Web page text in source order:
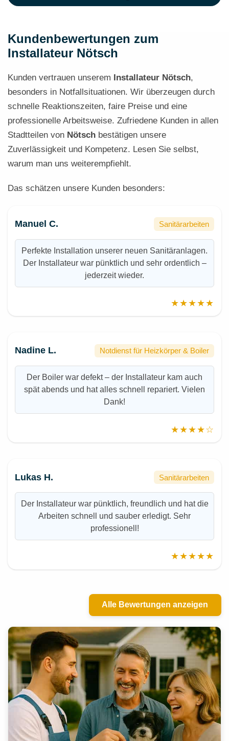
Kundenbewertungen zum
Installateur Nötsch
Kunden vertrauen unserem Installateur Nötsch,
besonders in Notfallsituationen. Wir überzeugen durch
schnelle Reaktionszeiten, faire Preise und eine
professionelle Arbeitsweise. Zufriedene Kunden in allen
Stadtteilen von Nötsch bestätigen unsere
Zuverlässigkeit und Kompetenz. Lesen Sie selbst,
warum man uns weiterempfiehlt.
Das schätzen unsere Kunden besonders:
Manuel C. Sanitärarbeiten
Perfekte Installation unserer neuen Sanitäranlagen.
Der Installateur war pünktlich und sehr ordentlich –
jederzeit wieder.
★★★★★
Nadine L. Notdienst für Heizkörper & Boiler
Der Boiler war defekt – der Installateur kam auch
spät abends und hat alles schnell repariert. Vielen
Dank!
★★★★☆
Lukas H. Sanitärarbeiten
Der Installateur war pünktlich, freundlich und hat die
Arbeiten schnell und sauber erledigt. Sehr
professionell!
★★★★★
Alle Bewertungen anzeigen